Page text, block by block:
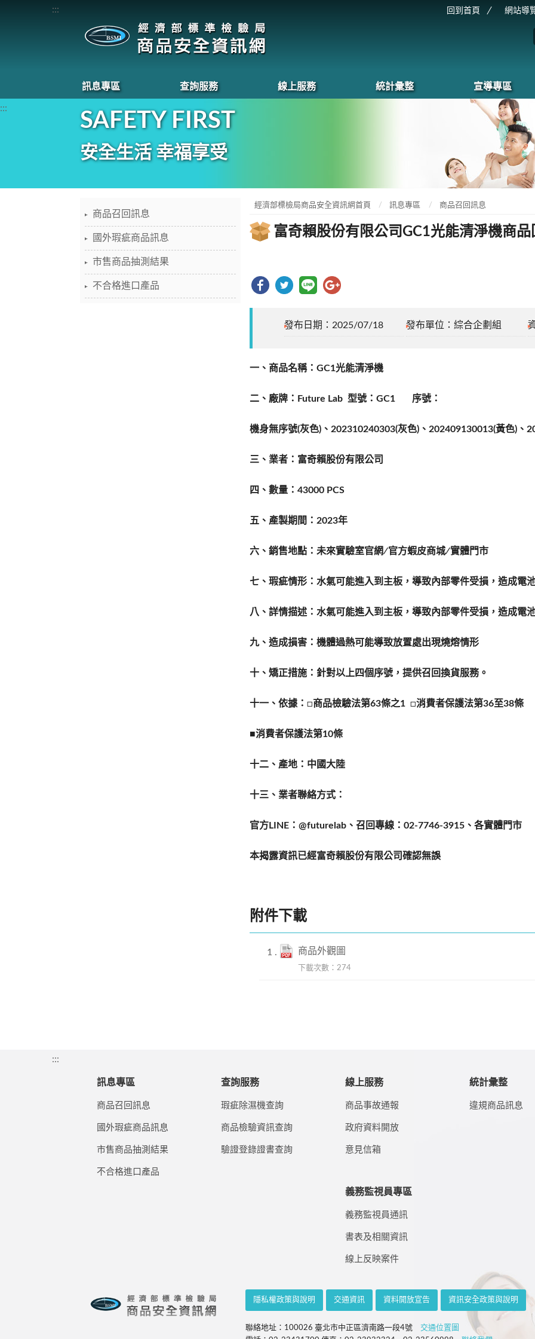
回到首頁 網站導
:::
訊息專區 查詢服務 線上服務 統計彙整 宣導專區
:::
SAFETY FIRST
安全生活 幸福享受
商品召回訊息
國外瑕疵商品訊息
市售商品抽測結果
不合格進口產品
經濟部標檢局商品安全資訊網首頁 訊息專區 商品召回訊息
富奇賴股份有限公司GC1光能清淨機商
發布日期：2025/07/18 發布單位：綜合企劃組
一、商品名稱：GC1光能清淨機
二、廠牌：Future Lab 型號：GC1 序號：
機身無序號(灰色)、202310240303(灰色)、202409130013(黃色)、
三、業者：富奇賴股份有限公司
四、數量：43000 PCS
五、產製期間：2023年
六、銷售地點：未來實驗室官網∕官方蝦皮商城∕實體門市
七、瑕疵情形：水氣可能進入到主板，導致內部零件受損，造成電
八、詳情描述：水氣可能進入到主板，導致內部零件受損，造成電
九、造成損害：機體過熱可能導致放置處出現燒熔情形
十、矯正措施：針對以上四個序號，提供召回換貨服務。
十一、依據：□商品檢驗法第63條之1□消費者保護法第36至38條
■消費者保護法第10條
十二、產地：中國大陸
十三、業者聯絡方式：
官方LINE：@futurelab、召回專線：02-7746-3915 、各實體門市
本揭露資訊已經富奇賴股份有限公司確認無誤
附件下載
商品外觀圖
下載次數：274
:::
訊息專區
商品召回訊息
國外瑕疵商品訊息
市售商品抽測結果
不合格進口產品
查詢服務
瑕疵除濕機查詢
商品檢驗資訊查詢
驗證登錄證書查詢
線上服務
商品事故通報
政府資料開放
意見信箱
統計彙整
違規商品訊息
義務監視員專區
義務監視員通訊
書表及相關資訊
線上反映案件
隱私權政策與說明 交通資訊 資料開放宣告 資訊安全政策與說明
聯絡地址：100026 臺北市中正區濟南路一段4號交通位置圖